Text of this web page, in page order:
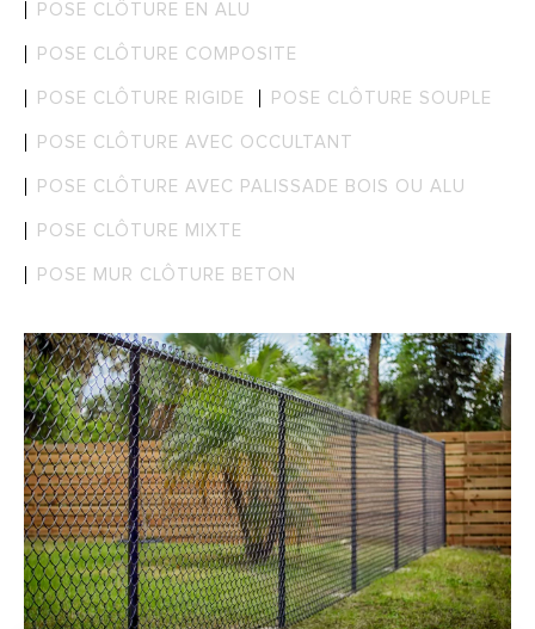
POSE CLÔTURE EN ALU
POSE CLÔTURE COMPOSITE
POSE CLÔTURE RIGIDE POSE CLÔTURE SOUPLE
POSE CLÔTURE AVEC OCCULTANT
POSE CLÔTURE AVEC PALISSADE BOIS OU ALU
POSE CLÔTURE MIXTE
POSE MUR CLÔTURE BETON